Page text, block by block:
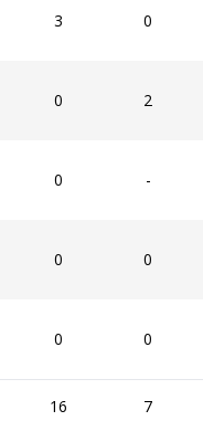
3 0
0 2
0 -
0 0
0 0
16 7